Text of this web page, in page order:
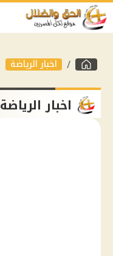
اخبار الرياضة
اخبار الرياضة